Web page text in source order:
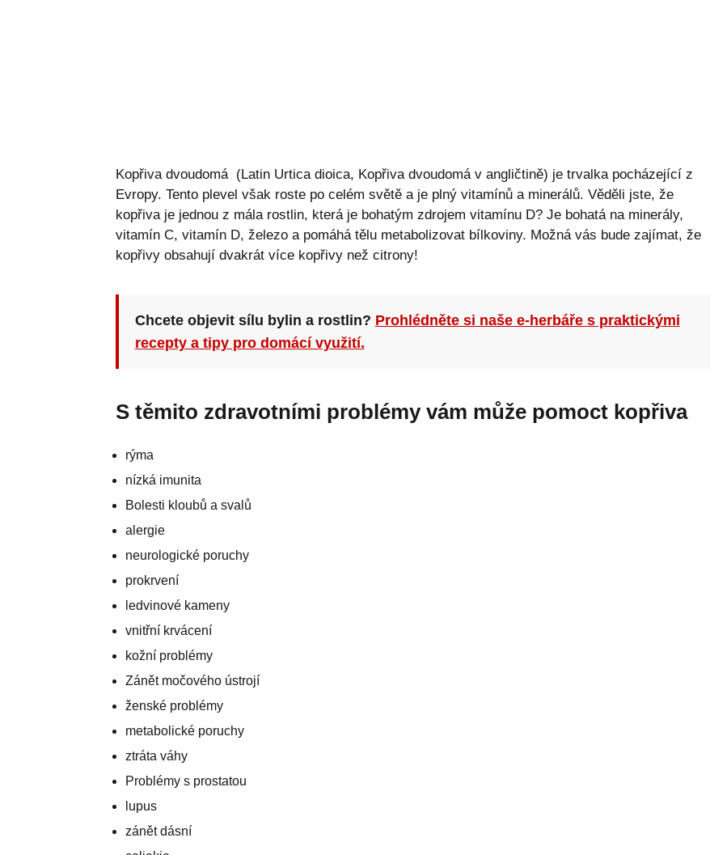
Kopřiva dvoudomá (Latin Urtica dioica, Kopřiva dvoudomá v angličtině) je trvalka pocházející z
Evropy. Tento plevel však roste po celém světě a je plný vitamínů a minerálů. Věděli jste, že
kopřiva je jednou z mála rostlin, která je bohatým zdrojem vitamínu D? Je bohatá na minerály,
vitamín C, vitamín D, železo a pomáhá tělu metabolizovat bílkoviny. Možná vás bude zajímat, že
kopřivy obsahují dvakrát více kopřivy než citrony!
Chcete objevit sílu bylin a rostlin? Prohlédněte si naše e-herbáře s praktickými
recepty a tipy pro domácí využití.
S těmito zdravotními problémy vám může pomoct kopřiva
rýma
nízká imunita
Bolesti kloubů a svalů
alergie
neurologické poruchy
prokrvení
ledvinové kameny
vnitřní krvácení
kožní problémy
Zánět močového ústrojí
ženské problémy
metabolické poruchy
ztráta váhy
Problémy s prostatou
lupus
zánět dásní